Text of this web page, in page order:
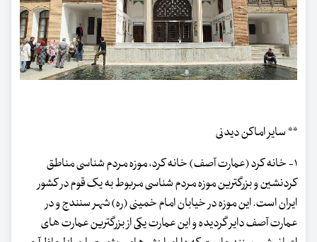
** سایر اماکن دیدنی
۱- خانه کرد (عمارت آصف) خانه کرد، موزه مردم شناسی مناطق
کردنشین و بزرگترین موزه مردم شناسی مربوط به یک قوم در کشور
ایران است. این موزه در خیابان امام خمینی (ره) شهر سنندج و در
عمارت آصف دایر گردیده و این عمارت یکی از بزرگترین عمارت های